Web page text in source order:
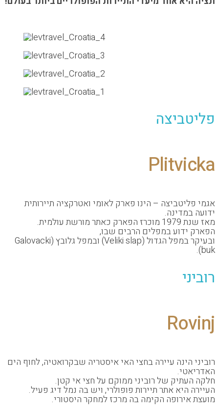
– הינו פארק לאומי ואטרקציה תיירותית
עולמית.
במפלים הרבים שבו,
ובעיקר במפל הגדול (Veliki slap) ובמפל גלובץ (Galovacki
עיירה בחצי האי איסטריה שבקרואטיה, לחוף הים
של רוביני ממוקם על חצי אי קטן.
אתר תיירות פופולרי, ויש בה נמל דיג פעיל.
הקימה בה מרכז למחקר היסטורי.